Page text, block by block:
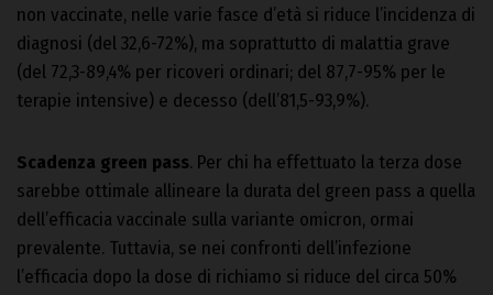
non vaccinate, nelle varie fasce d’età si riduce l’incidenza di
diagnosi (del 32,6-72%), ma soprattutto di malattia grave
(del 72,3-89,4% per ricoveri ordinari; del 87,7-95% per le
terapie intensive) e decesso (dell’81,5-93,9%).
Scadenza green pass. Per chi ha effettuato la terza dose
sarebbe ottimale allineare la durata del green pass a quella
dell’efficacia vaccinale sulla variante omicron, ormai
prevalente. Tuttavia, se nei confronti dell’infezione
l’efficacia dopo la dose di richiamo si riduce del circa 50%